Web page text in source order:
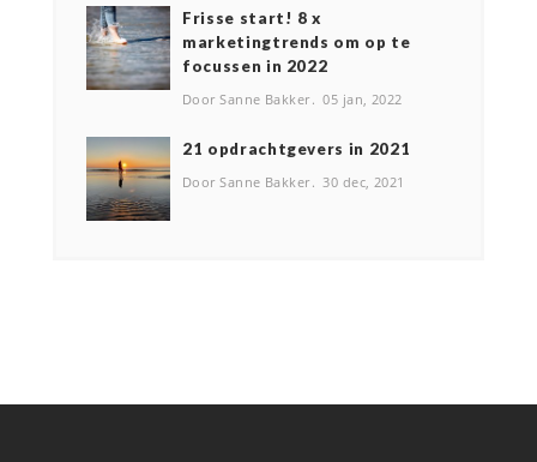
Frisse start! 8 x
marketingtrends om op te
focussen in 2022
Door Sanne Bakker 05 jan, 2022
2️1 opdrachtgevers in 2021
Door Sanne Bakker 30 dec, 2021